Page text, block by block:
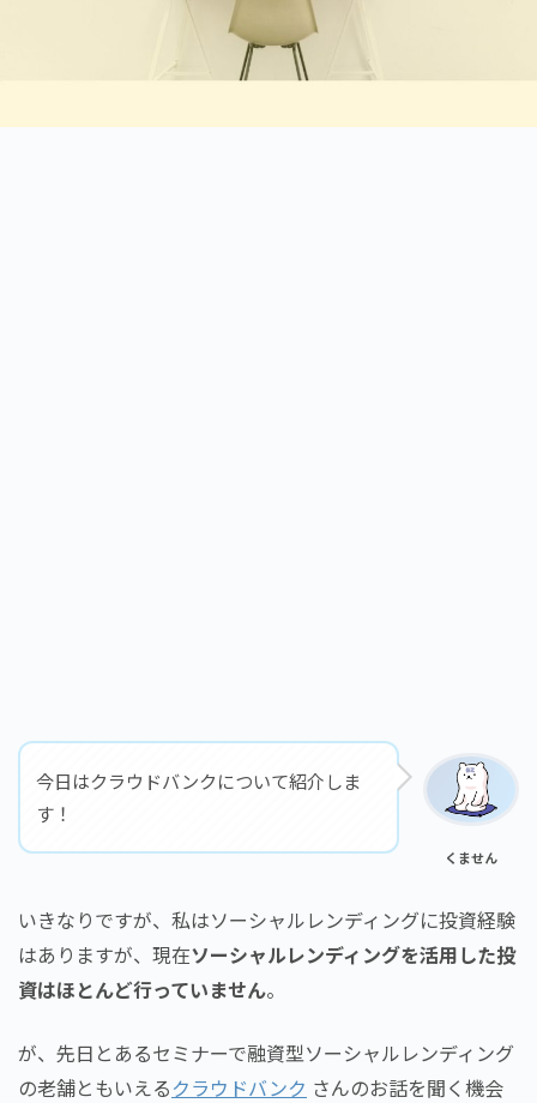
今日はクラウドバンクについて紹介しま
す！
くません
いきなりですが、私はソーシャルレンディングに投資経験
はありますが、現在ソーシャルレンディングを活用した投
資はほとんど行っていません。
が、先日とあるセミナーで融資型ソーシャルレンディング
の老舗ともいえるクラウドバンク さんのお話を聞く機会